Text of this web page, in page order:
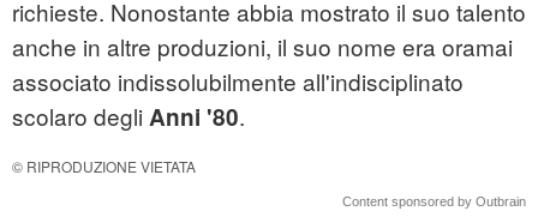
richieste. Nonostante abbia mostrato il suo talento
anche in altre produzioni, il suo nome era oramai
associato indissolubilmente all'indisciplinato
scolaro degli Anni '80.
© RIPRODUZIONE VIETATA
Content sponsored by Outbrain